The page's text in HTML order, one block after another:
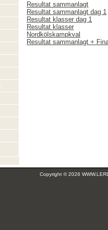
Resultat sammanlagt
Resultat sammanlagt dag 1
Resultat klasser dag 1
Resultat klasser
Nordkölskampkval
Resultat sammanlagt +
Copyright © 2026